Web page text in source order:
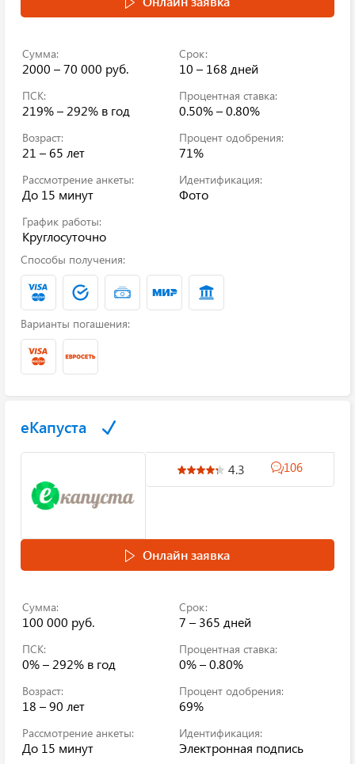
Сумма:
2000 – 70 000 руб.
Срок:
10 – 168 дней
ПСК:
219% – 292% в год
Процентная ставка:
0.50% – 0.80%
Возраст:
21 – 65 лет
Процент одобрения:
71%
Рассмотрение анкеты:
До 15 минут
Идентификация:
Фото
График работы:
Круглосуточно
Способы получения:
Варианты погашения:
еКапуста
4.3 106
Онлайн заявка
Сумма:
100 000 руб.
Срок:
7 – 365 дней
ПСК:
0% – 292% в год
Процентная ставка:
0% – 0.80%
Возраст:
18 – 90 лет
Процент одобрения:
69%
Рассмотрение анкеты:
До 15 минут
Идентификация:
Электронная подпись